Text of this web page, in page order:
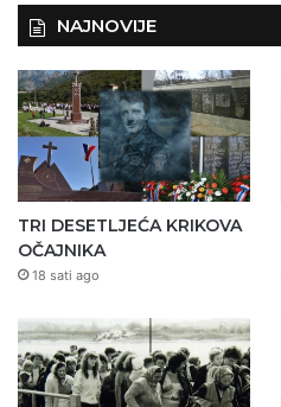
NAJNOVIJE
TRI DESETLJEĆA KRIKOVA
OČAJNIKA
18 sati ago